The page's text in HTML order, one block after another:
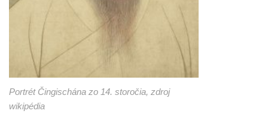
Portrét Čingischána zo 14. storočia, zdroj
wikipédia